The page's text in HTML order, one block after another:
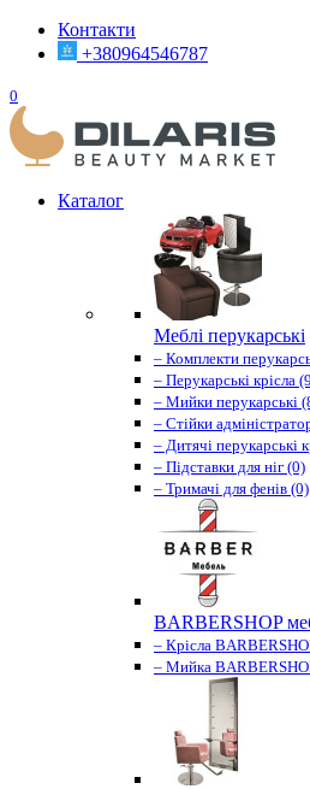
Контакти
+380964546787
0
Каталог
Меблі перукарські
– Комплекти
– Перукарські крісла
– Мийки перукарські
– Стійки
– Дитячі перукарські
– Підставки для ніг (0)
– Тримачі для фенів (0)
BARBERSHOP
– Крісла
– Мийка